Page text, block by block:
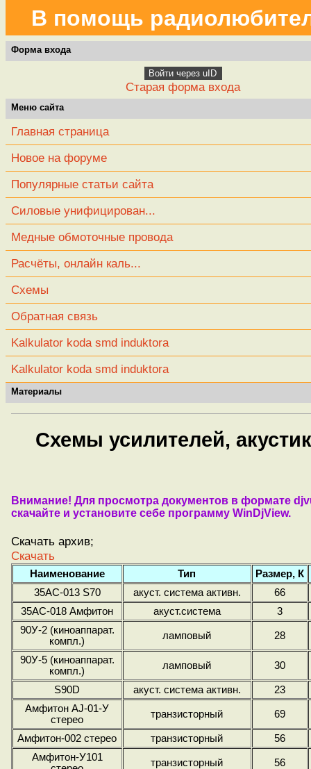
В помощь
Форма входа
Войти через uID
Старая форма входа
Меню сайта
Главная страница
Новое на форуме
Популярные статьи сайта
Силовые унифицирован...
Медные обмоточные провода
Расчёты, онлайн каль...
Схемы
Обратная связь
Kalkulator koda smd induktora
Kalkulator koda smd induktora
Материалы
Схемы усилителей,
Внимание! Для просмотра документов в формате
скачайте и установите себе программу WinDjView.
Скачать архив;
Скачать
Наименование Тип
Размер, К
35АС-013 S70
акуст. система активн.
66
35АС-018 Амфитон
акуст.система
3
90У-2 (киноаппарат.
компл.)
ламповый 28
90У-5 (киноаппарат.
компл.)
ламповый 30
S90D акуст. система активн.
23
Амфитон AJ-01-У
стерео
транзисторный 69
Амфитон-002 стерео транзисторный
56
Амфитон-У101
транзисторный 56